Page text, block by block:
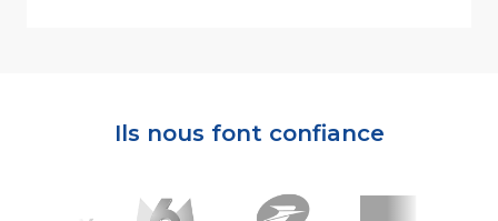
Ils nous font confiance